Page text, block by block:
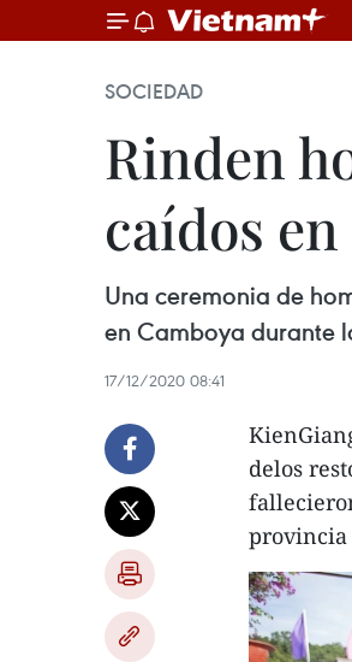
SOCIEDAD
Rinden
caídos
Una ceremonia de
en Camboya durante
17/12/2020 08:41
delos
provincia